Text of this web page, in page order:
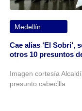
Medellín
Cae alias ‘El Sobri’,
otros 10 presuntos
Imagen cortesía
presunto cabecilla